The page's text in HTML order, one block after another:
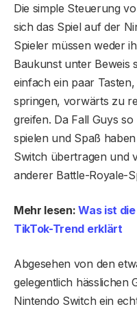
Die simple Steuerung
sich das Spiel auf der
Spieler müssen weder
Baukunst unter Beweis
einfach ein paar
springen, vorwärts zu
greifen. Da Fall Guys
spielen und Spaß
Switch übertragen und
anderer Battle-Royale-
Mehr lesen:Was ist
TikTok-Trend erklärt
Abgesehen von den
gelegentlich hässlichen
Nintendo Switch ein